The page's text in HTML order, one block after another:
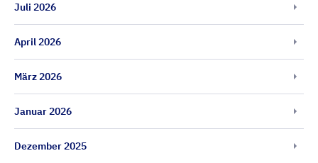
Juli 2026
April 2026
März 2026
Januar 2026
Dezember 2025